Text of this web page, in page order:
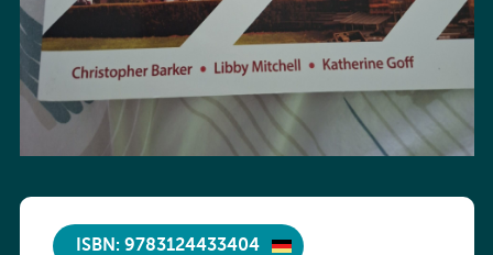
ISBN: 9783124433404